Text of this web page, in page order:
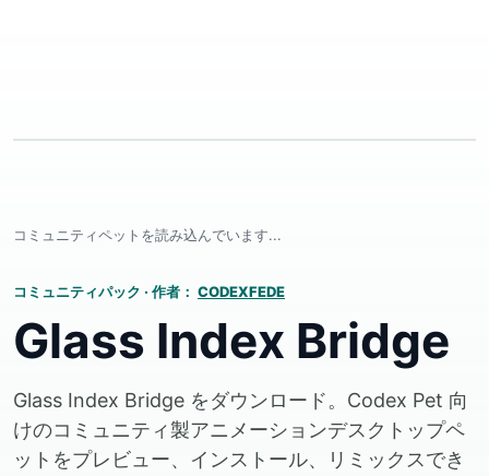
コミュニティペットを読み込んでいます...
コミュニティパック · 作者： CODEXFEDE
Glass Index Bridge
Glass Index Bridge をダウンロード。Codex Pet 向
けのコミュニティ製アニメーションデスクトップペ
ットをプレビュー、インストール、リミックスでき